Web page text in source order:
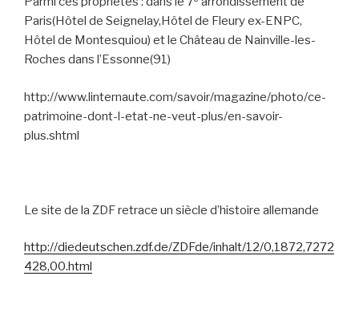
Paris(Hôtel de Seignelay,Hôtel de Fleury ex-ENPC,
Hôtel de Montesquiou) et le Château de Nainville-les-
Roches dans l’Essonne(91)
http://www.linternaute.com/savoir/magazine/photo/ce-
patrimoine-dont-l-etat-ne-veut-plus/en-savoir-
plus.shtml
Le site de la ZDF retrace un siècle d’histoire allemande
http://diedeutschen.zdf.de/ZDFde/inhalt/12/0,1872,7272
428,00.html